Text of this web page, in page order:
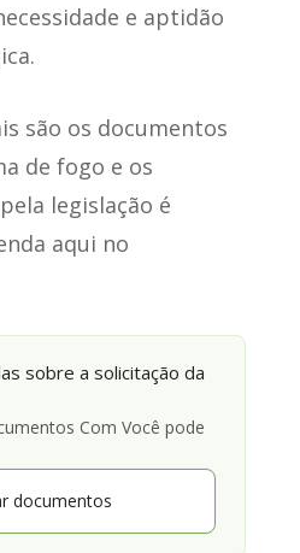
e aptidão
são os documentos
de fogo e os
legislação é
aqui no
sobre a solicitação da
Com Você pode
documentos